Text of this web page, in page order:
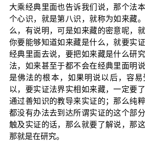
大乘经典里面也告诉我们说，那个法
个心识，就是第八识，就称为如来藏
么，有说明，可是如来藏的密意呢，
你要能够知道如来藏是什么，就要实
经典里面去说，要把如来藏是什么研
法，如来甚至于都不会在经典里面明
是佛法的根本，如果明说以后，容
以，要实证法界实相如来藏，一定要
通过善知识的教导来实证的；那么纯
都没有办法去到达所谓实证的这个部
触及实证的话，那么就要了解说，那
那就是在研究。